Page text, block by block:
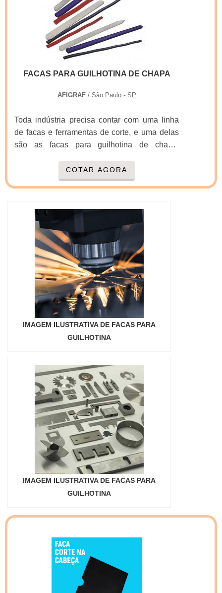
FACAS PARA GUILHOTINA DE CHAPA
AFIGRAF / São Paulo - SP
Toda indústria precisa contar com uma linha
de facas e ferramentas de corte, e uma delas
são as facas para guilhotina de chapa,
O diferencial da Afigraf é a tecnologia aliada a
profissionais da mais alta qualidade que
que garantem maior desempenho em seu
processo de produção.É IMPORTANTE
CONHECER MAIS SOBRE OS
PRODUTOSConheça a ampla linha de faca...
COTAR AGORA
IMAGEM ILUSTRATIVA DE FACAS PARA
GUILHOTINA
IMAGEM ILUSTRATIVA DE FACAS PARA
GUILHOTINA